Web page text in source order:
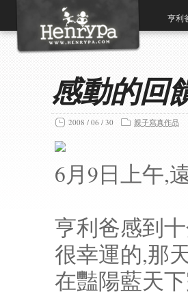
亨利
感動的回
2008 / 06 / 30 親子寫真作品
6月9日上午,
亨利爸感到
很幸運的,那
在豔陽藍天